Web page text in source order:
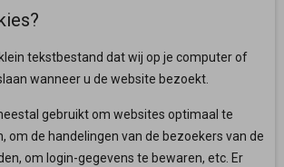
tekstbestand dat wij op je computer of
wanneer u de website bezoekt.
gebruikt om websites optimaal te
om de handelingen van de bezoekers van de
om login-gegevens te bewaren, etc. Er